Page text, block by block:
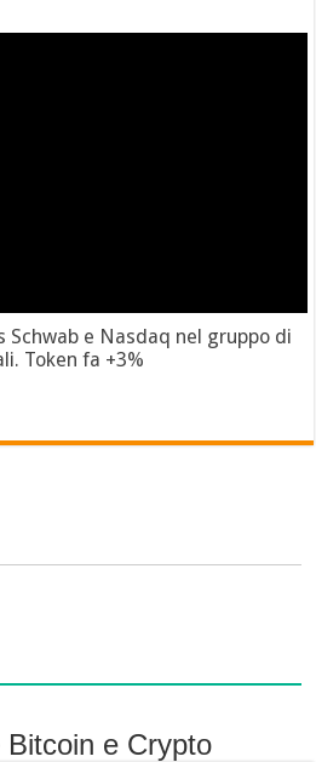
Schwab e Nasdaq nel gruppo di
Token fa +3%
e Crypto